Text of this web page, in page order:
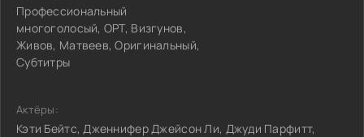
Профессиональный
многоголосый, ОРТ, Визгунов,
Живов, Матвеев, Оригинальный,
Субтитры
Актёры:
Кэти Бейтс, Дженнифер Джейсон Ли, Джуди Парфитт,